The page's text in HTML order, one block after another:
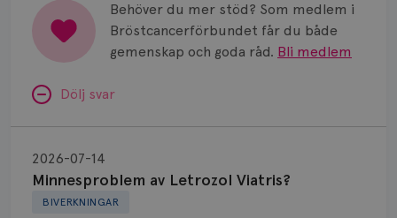
Behöver du mer stöd? Som medlem i
Bröstcancerförbundet får du både
gemenskap och goda råd. Bli medlem
Dölj svar
BIVERKNINGAR
Minnesproblem av Letrozol Viatris?
2026-07-14
Letrozol
Viatris?